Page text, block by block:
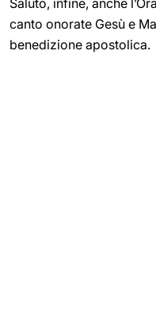
Saluto, infine, anche
canto onorate Gesù e
benedizione apostolica.